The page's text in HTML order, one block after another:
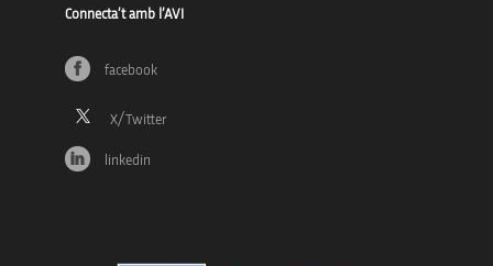
Connecta’t amb l’AVI
facebook
linkedin